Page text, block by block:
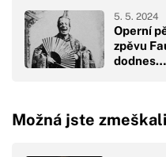
Operní
zpěvu
dodnes…
5. 5. 2024
Možná jste zmeškali